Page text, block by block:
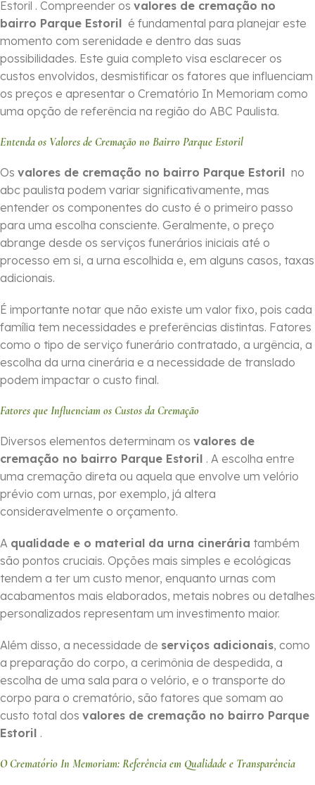
Estoril . Compreender os valores de cremação no
bairro Parque Estoril é fundamental para planejar este
momento com serenidade e dentro das suas
possibilidades. Este guia completo visa esclarecer os
custos envolvidos, desmistificar os fatores que influenciam
os preços e apresentar o Crematório In Memoriam como
uma opção de referência na região do ABC Paulista.
Entenda os Valores de Cremação no Bairro Parque Estoril
Os valores de cremação no bairro Parque Estoril no
abc paulista podem variar significativamente, mas
entender os componentes do custo é o primeiro passo
para uma escolha consciente. Geralmente, o preço
abrange desde os serviços funerários iniciais até o
processo em si, a urna escolhida e, em alguns casos, taxas
adicionais.
É importante notar que não existe um valor fixo, pois cada
família tem necessidades e preferências distintas. Fatores
como o tipo de serviço funerário contratado, a urgência, a
escolha da urna cinerária e a necessidade de translado
podem impactar o custo final.
Fatores que Influenciam os Custos da Cremação
Diversos elementos determinam os valores de
cremação no bairro Parque Estoril . A escolha entre
uma cremação direta ou aquela que envolve um velório
prévio com urnas, por exemplo, já altera
consideravelmente o orçamento.
A qualidade e o material da urna cinerária também
são pontos cruciais. Opções mais simples e ecológicas
tendem a ter um custo menor, enquanto urnas com
acabamentos mais elaborados, metais nobres ou detalhes
personalizados representam um investimento maior.
Além disso, a necessidade de serviços adicionais, como
a preparação do corpo, a cerimônia de despedida, a
escolha de uma sala para o velório, e o transporte do
corpo para o crematório, são fatores que somam ao
custo total dos valores de cremação no bairro Parque
Estoril .
O Crematório In Memoriam: Referência em Qualidade e Transparência